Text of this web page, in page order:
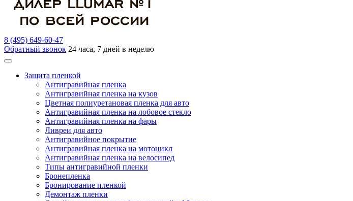
8 (495) 649-60-47
Обратный звонок 24 часа, 7 дней в неделю
Защита пленкой
Антигравийная пленка
Антигравийная пленка на кузов
Цветная полиуретановая пленка для авто
Антигравийная пленка на лобовое стекло
Антигравийная пленка на фары
Ливреи для авто
Антигравийное покрытие
Антигравийная пленка на мотоцикл
Антигравийная пленка на велосипед
Типы антигравийной пленки
Бронепленка
Бронирование пленкой
Демонтаж пленки